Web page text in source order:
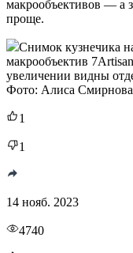
макрообъективов — а
проще.
Снимок кузнечика
макрообъектив
увеличении видны
Фото: Алиса
1
1
14 нояб. 2023
4740